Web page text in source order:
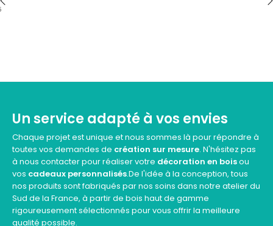
Un service adapté à vos envies
Chaque projet est unique et nous sommes là pour répondre à
toutes vos demandes de création sur mesure. N'hésitez pas
à nous contacter pour réaliser votre décoration en boisou
vos cadeaux personnalisés.De l'idée à la conception, tous
nos produits sont fabriqués par nos soins dans notre atelier du
Sud de la France, à partir de bois haut de gamme
rigoureusement sélectionnés pour vous offrir la meilleure
qualité possible.